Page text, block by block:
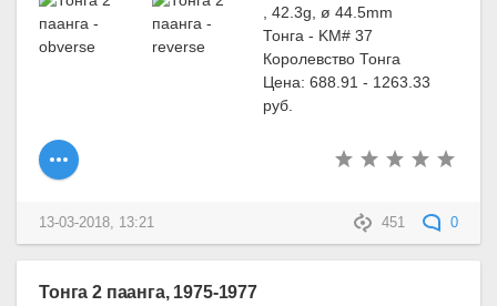
, 42.3g, ø 44.5mm
Тонга - KM# 37
Королевство Тонга
Цена: 688.91 - 1263.33
руб.
451 0
13-03-2018, 13:21
Тонга 2 паанга, 1975-1977